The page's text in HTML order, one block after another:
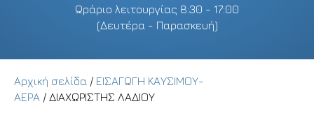
Ωράριο λειτουργίας 8:30 - 17:00
(Δευτέρα - Παρασκευή)
Αρχική σελίδα / ΕΙΣΑΓΩΓΗ ΚΑΥΣΙΜΟΥ-
ΑΕΡΑ / ΔΙΑΧΩΡΙΣΤΗΣ ΛΑΔΙΟΥ